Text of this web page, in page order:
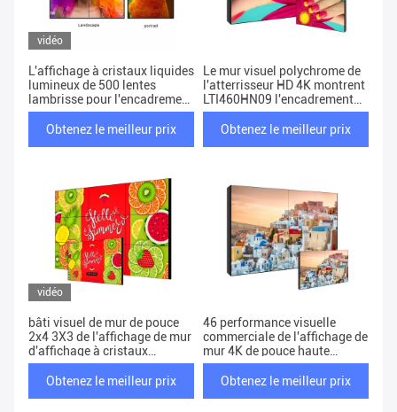
vidéo
L'affichage à cristaux liquides
lumineux de 500 lentes
lambrisse pour l'encadrement
flexible visuel 3.5mm
d'affichage d'affichage à
Obtenez le meilleur prix
Le mur visuel polychrome de
l'atterrisseur HD 4K montrent
LTI460HN09 l'encadrement
3.5MM
Obtenez le meilleur prix
vidéo
bâti visuel de mur de pouce
2x4 3X3 de l'affichage de mur
d'affichage à cristaux
liquides de Bezel de
contrôleur de 3.5Mm 46
Obtenez le meilleur prix
46 performance visuelle
commerciale de l'affichage de
mur 4K de pouce haute
1920x1080
Obtenez le meilleur prix